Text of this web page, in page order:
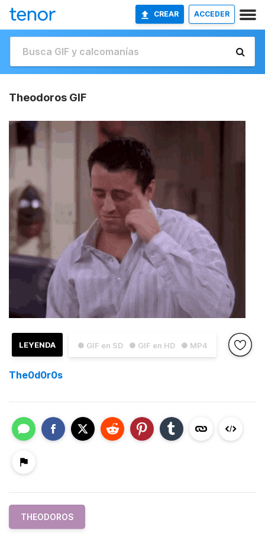
CREAR ACCEDER
Theodoros GIF
● GIF en SD ● GIF en HD ● MP4
LEYENDA
The0d0r0s
THEODOROS